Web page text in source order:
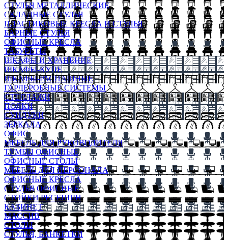
СТУЛЬЯ МЕТАЛЛИЧЕСКИЕ
СКЛАДНЫЕ СТУЛЬЯ
ПЛАСТИКОВЫЕ КРЕСЛА И СТУЛЬЯ
БАРНЫЕ СТУЛЬЯ
ОФИСНЫЕ КРЕСЛА
ТАБУРЕТЫ
ШКАФЫ И ХРАНЕНИЕ
ШКАФЫ-КУПЕ
ШКАФЫ-РАСПАШНЫЕ
ГАРДЕРОБНЫЕ СИСТЕМЫ
СТЕЛЛАЖИ
ПОЛКИ
СУНДУКИ
ЗЕРКАЛА
ОФИС
МЕБЕЛЬ ДЛЯ РУКОВОДИТЕЛЯ
ТУМБЫ ОФИСНЫЕ
ОФИСНЫЕ СТОЛЫ
МЕБЕЛЬ ДЛЯ ПЕРСОНАЛА
ОФИСНЫЕ КРЕСЛА
СТУЛЬЯ ОФИСНЫЕ
СТОЙКИ РЕСЕПШН
КАБИНЕТ
МАССИВ
СТОЛЫ
СТУЛЬЯ, БАНКЕТКИ